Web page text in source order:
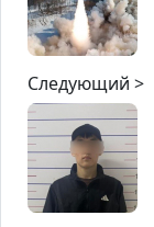
Следующий >